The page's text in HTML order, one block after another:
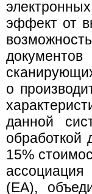
эффект от
о
данной
обработкой
15%
(ЕА),